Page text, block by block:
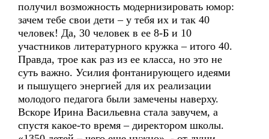
получил возможность модернизировать юмор:
зачем тебе свои дети – у тебя их и так 40
человек! Да, 30 человек в ее 8-Б и 10
участников литературного кружка – итого 40.
Правда, трое как раз из ее класса, но это не
суть важно. Усилия фонтанирующего идеями
и пышущего энергией для их реализации
молодого педагога были замечены наверху.
Вскоре Ирина Васильевна стала завучем, а
спустя какое-то время – директором школы.